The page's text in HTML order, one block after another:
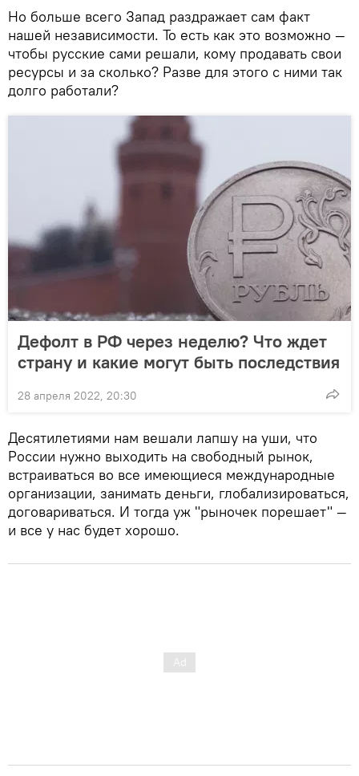
Но больше всего Запад раздражает сам факт
нашей независимости. То есть как это возможно —
чтобы русские сами решали, кому продавать свои
ресурсы и за сколько? Разве для этого с ними так
долго работали?
Дефолт в РФ через неделю? Что ждет
страну и какие могут быть последствия
28 апреля 2022, 20:30
Десятилетиями нам вешали лапшу на уши, что
России нужно выходить на свободный рынок,
встраиваться во все имеющиеся международные
организации, занимать деньги, глобализироваться,
договариваться. И тогда уж "рыночек порешает" —
и все у нас будет хорошо.